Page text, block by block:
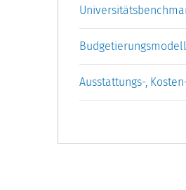
Ausstattungs-,